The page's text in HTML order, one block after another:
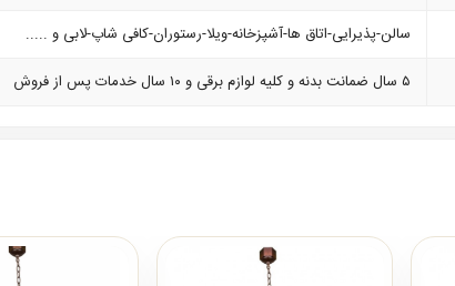
سالن-پذیرایی-اتاق ها-آشپزخانه-ویلا-رستوران-کافی شاپ-لابی و .....
۵ سال ضمانت بدنه و کلیه لوازم برقی و ۱۰ سال خدمات پس از فروش